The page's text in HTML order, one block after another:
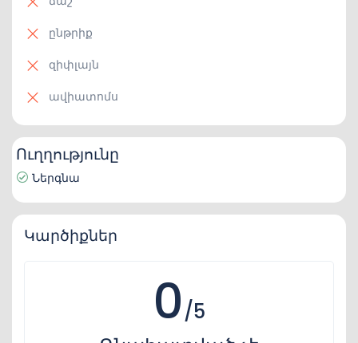
ընթրիք
զիփլայն
ավիատոմս
Ուղղությունը
Ներգնա
Կարծիքներ
0/5